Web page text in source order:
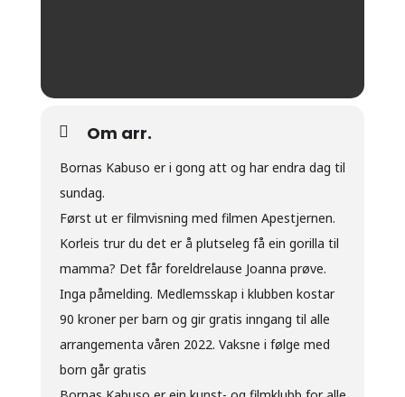
Om arr.
Bornas Kabuso er i gong att og har endra dag til
sundag.
Først ut er filmvisning med filmen Apestjernen.
Korleis trur du det er å plutseleg få ein gorilla til
mamma? Det får foreldrelause Joanna prøve.
Inga påmelding. Medlemsskap i klubben kostar
90 kroner per barn og gir gratis inngang til alle
arrangementa våren 2022. Vaksne i følge med
born går gratis